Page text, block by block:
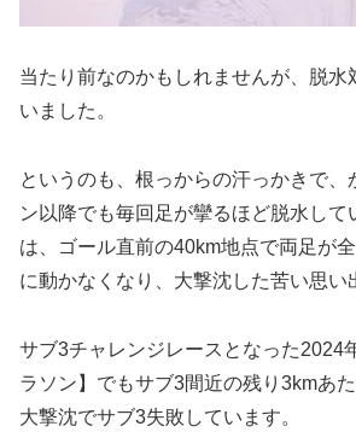
当たり前なのかもしれませんが、脱水
いました。
というのも、根っからの汗っかきで、
ン以降でも毎回足が攣るほど脱水して
は、ゴール直前の40km地点で両足が
に動かなくなり、大撃沈した苦い思い
サブ3チャレンジレースとなった2024
ラソン】でもサブ3間近の残り3kmあ
大撃沈でサブ3失敗しています。